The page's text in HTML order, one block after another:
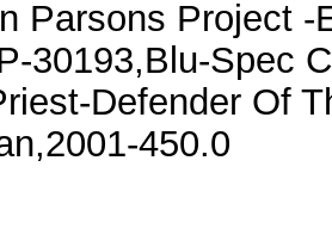
Parsons Project
30193,Blu-Spec
Defender Of
450.0